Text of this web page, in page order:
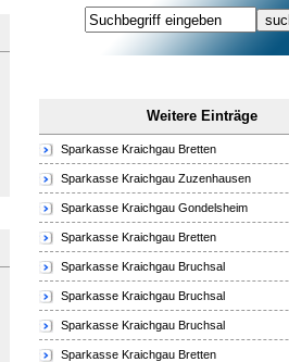
Weitere Einträge
Sparkasse Kraichgau Bretten
Sparkasse Kraichgau Zuzenhausen
Sparkasse Kraichgau Gondelsheim
Sparkasse Kraichgau Bretten
Sparkasse Kraichgau Bruchsal
Sparkasse Kraichgau Bruchsal
Sparkasse Kraichgau Bruchsal
Sparkasse Kraichgau Bretten